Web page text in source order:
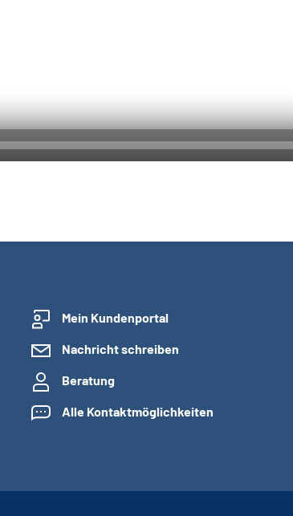
Mein Kundenportal
Nachricht schreiben
Beratung
Alle Kontaktmöglichkeiten